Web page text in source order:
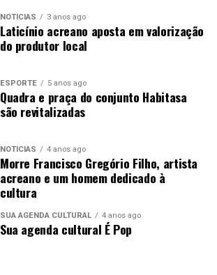
NOTÍCIAS 3 anos ago
Laticínio acreano aposta em valorização
do produtor local
ESPORTE 5 anos ago
Quadra e praça do conjunto Habitasa
são revitalizadas
NOTÍCIAS 4 anos ago
Morre Francisco Gregório Filho, artista
acreano e um homem dedicado à
cultura
SUA AGENDA CULTURAL 4 anos ago
Sua agenda cultural É Pop